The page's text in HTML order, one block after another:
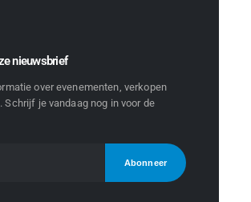
nieuwsbrief
over evenementen, verkopen
Schrijf je vandaag nog in voor de